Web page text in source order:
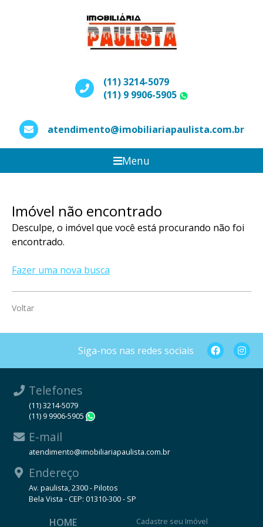
(11) 3214-5079
(11) 9 9906-5905
atendimento@imobiliariapaulista.com.br
Menu
Imóvel não encontrado
Desculpe, o imóvel que você está procurando não foi
encontrado.
Fazer uma nova busca
Voltar
Siga-nos nas redes sociais
Telefones
(11) 3214-5079
(11) 9 9906-5905
E-mail
atendimento@imobiliariapaulista.com.br
Endereço
Av. paulista, 2300 - Pilotos
Bela Vista - CEP: 01310-300 - SP
HOME Cadastre seu Imóvel